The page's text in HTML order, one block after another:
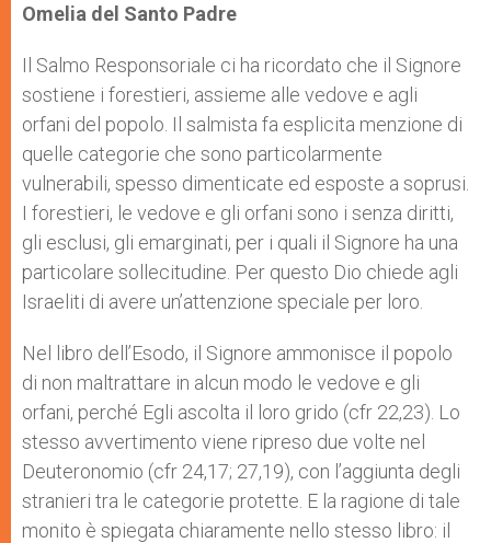
Omelia del Santo Padre
Il Salmo Responsoriale ci ha ricordato che il Signore
sostiene i forestieri, assieme alle vedove e agli
orfani del popolo. Il salmista fa esplicita menzione di
quelle categorie che sono particolarmente
vulnerabili, spesso dimenticate ed esposte a soprusi.
I forestieri, le vedove e gli orfani sono i senza diritti,
gli esclusi, gli emarginati, per i quali il Signore ha una
particolare sollecitudine. Per questo Dio chiede agli
Israeliti di avere un’attenzione speciale per loro.
Nel libro dell’Esodo, il Signore ammonisce il popolo
di non maltrattare in alcun modo le vedove e gli
orfani, perché Egli ascolta il loro grido (cfr 22,23). Lo
stesso avvertimento viene ripreso due volte nel
Deuteronomio (cfr 24,17; 27,19), con l’aggiunta degli
stranieri tra le categorie protette. E la ragione di tale
monito è spiegata chiaramente nello stesso libro: il